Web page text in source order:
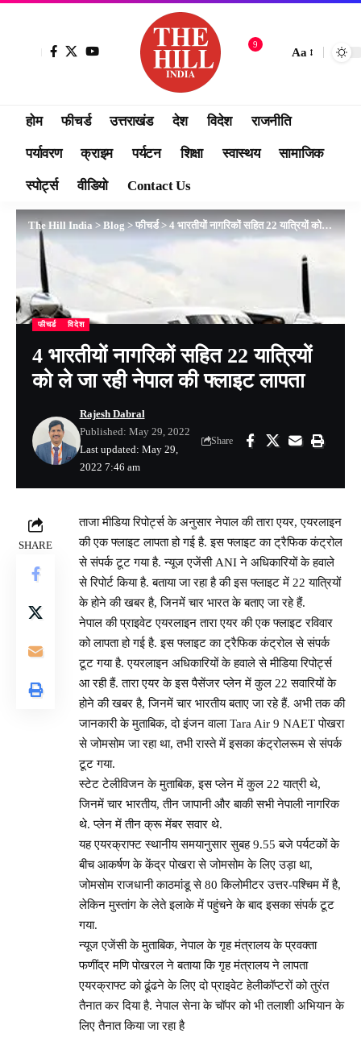
9
Aa
होम फीचर्ड उत्तराखंड देश विदेश राजनीति
पर्यावरण क्राइम पर्यटन शिक्षा स्वास्थय सामाजिक
स्पोर्ट्स वीडियो Contact Us
The Hill India>Blog>फीचर्ड>4 भारतीयों नागरिकों सहित 22 यात्रियों को ले जा रही नेपाल की फ्लाइट लापता
फीचर्ड विदेश
4 भारतीयों नागरिकों सहित 22 यात्रियों
को ले जा रही नेपाल की फ्लाइट लापता
Last updated: May 29,
2022 7:46 am
Rajesh Dabral
Published: May 29, 2022
Share
SHARE
ताजा मीडिया रिपोर्ट्स के अनुसार नेपाल की तारा एयर, एयरलाइन
की एक फ्लाइट लापता हो गई है. इस फ्लाइट का ट्रैफिक कंट्रोल
से संपर्क टूट गया है. न्यूज एजेंसी ANI ने अधिकारियों के हवाले
से रिपोर्ट किया है. बताया जा रहा है की इस फ्लाइट में 22 यात्रियों
के होने की खबर है, जिनमें चार भारत के बताए जा रहे हैं.
नेपाल की प्राइवेट एयरलाइन तारा एयर की एक फ्लाइट रविवार
को लापता हो गई है. इस फ्लाइट का ट्रैफिक कंट्रोल से संपर्क
टूट गया है. एयरलाइन अधिकारियों के हवाले से मीडिया रिपोर्ट्स
आ रही हैं. तारा एयर के इस पैसेंजर प्लेन में कुल 22 सवारियों के
होने की खबर है, जिनमें चार भारतीय बताए जा रहे हैं. अभी तक की
जानकारी के मुताबिक, दो इंजन वाला Tara Air 9 NAET पोखरा
से जोमसोम जा रहा था, तभी रास्ते में इसका कंट्रोलरूम से संपर्क
टूट गया.
स्टेट टेलीविजन के मुताबिक, इस प्लेन में कुल 22 यात्री थे,
जिनमें चार भारतीय, तीन जापानी और बाकी सभी नेपाली नागरिक
थे. प्लेन में तीन क्रू मेंबर सवार थे.
यह एयरक्राफ्ट स्थानीय समयानुसार सुबह 9.55 बजे पर्यटकों के
बीच आकर्षण के केंद्र पोखरा से जोमसोम के लिए उड़ा था,
जोमसोम राजधानी काठमांडू से 80 किलोमीटर उत्तर-पश्चिम में है,
लेकिन मुस्तांग के लेते इलाके में पहुंचने के बाद इसका संपर्क टूट
गया.
न्यूज एजेंसी के मुताबिक, नेपाल के गृह मंत्रालय के प्रवक्ता
फणींद्र मणि पोखरल ने बताया कि गृह मंत्रालय ने लापता
एयरक्राफ्ट को ढूंढने के लिए दो प्राइवेट हेलीकॉप्टरों को तुरंत
तैनात कर दिया है. नेपाल सेना के चॉपर को भी तलाशी अभियान के
लिए तैनात किया जा रहा है